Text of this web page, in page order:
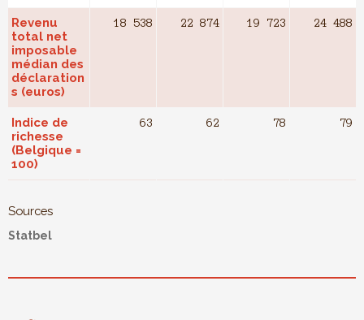
Revenu
total net
imposable
médian des
déclaration
s (euros)
18 538 22 874 19 723 24 488
Indice de
richesse
(Belgique =
100)
63 62 78 79
Sources
Statbel